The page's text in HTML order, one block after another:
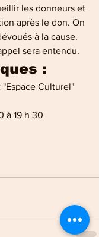
les donneurs et
après le don. On
à la cause.
sera entendu.
:
"Espace Culturel"
à 19 h 30